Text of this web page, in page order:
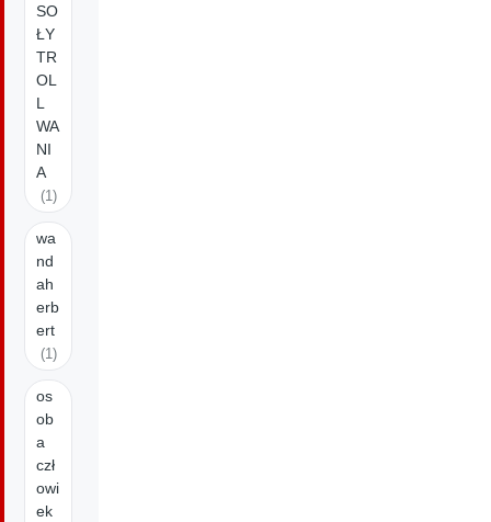
SO
ŁY
TR
OL
L
WA
NI
A
(1)
wa
nd
ah
erb
ert
(1)
os
ob
a
czł
owi
ek